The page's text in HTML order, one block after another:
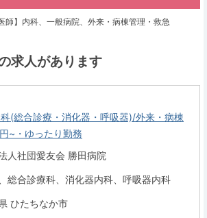
師】内科、一般病院、外来・病棟管理・救急
求人があります
科(総合診療・消化器・呼吸器)/外来・病棟
~・ゆったり勤務
人社団愛友会 勝田病院
総合診療科 消化器内科 呼吸器内科
ひたちなか市